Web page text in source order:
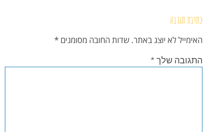
כתיבת תגובה
האימייל לא יוצג באתר. שדות החובה מסומנים *
התגובה שלך *